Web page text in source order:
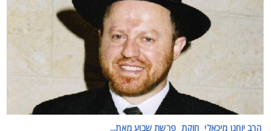
הרב יוחנן מיכאלי חוקת פרשת שבוע מאת...